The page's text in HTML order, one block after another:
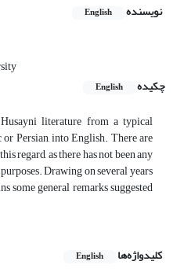
نویسنده English
چکیده
English
literature from a typical
Persian, into English. There are
regard, as there has not been any
Drawing on several years
some general remarks suggested
کلیدواژه‌ها English